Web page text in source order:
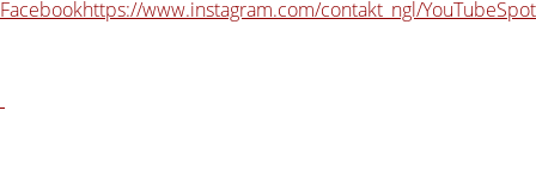
Facebookhttps://www.instagram.com/contakt_ngl/YouTube